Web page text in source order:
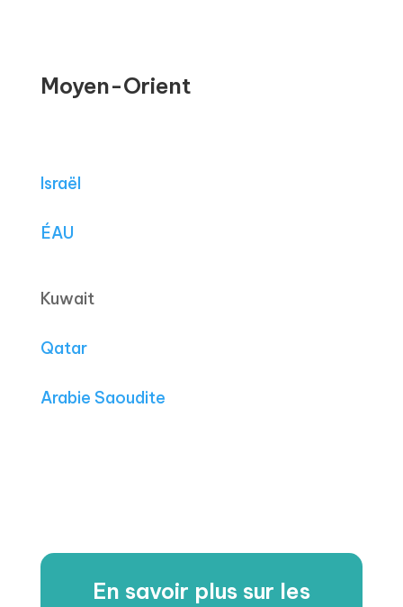
Moyen-Orient
Israël
ÉAU
Kuwait
Qatar
Arabie Saoudite
En savoir plus sur les